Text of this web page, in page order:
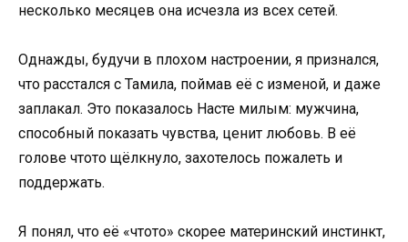
несколько месяцев она исчезла из всех сетей.
Однажды, будучи в плохом настроении, я признался,
что расстался с Тамила, поймав её с изменой, и даже
заплакал. Это показалось Насте милым: мужчина,
способный показать чувства, ценит любовь. В её
голове чтото щёлкнуло, захотелось пожалеть и
поддержать.
Я понял, что её «чтото» скорее материнский инстинкт,